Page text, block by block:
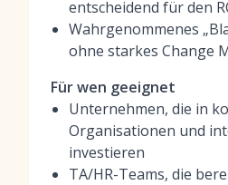
entscheidend für den
Wahrgenommenes
ohne starkes Change
Für wen geeignet
Unternehmen, die in
Organisationen und
investieren
TA/HR-Teams, die